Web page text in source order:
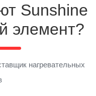
Sunshine
элемент?
нагревательных